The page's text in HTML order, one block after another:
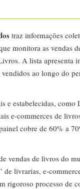
traz informações
monitora as vendas
A lista apresenta
ao longo do
e estabelecidas, como
e-commerces de
cobre de 60% a
vendas de livros do
de livrarias, e-
rigoroso processo de